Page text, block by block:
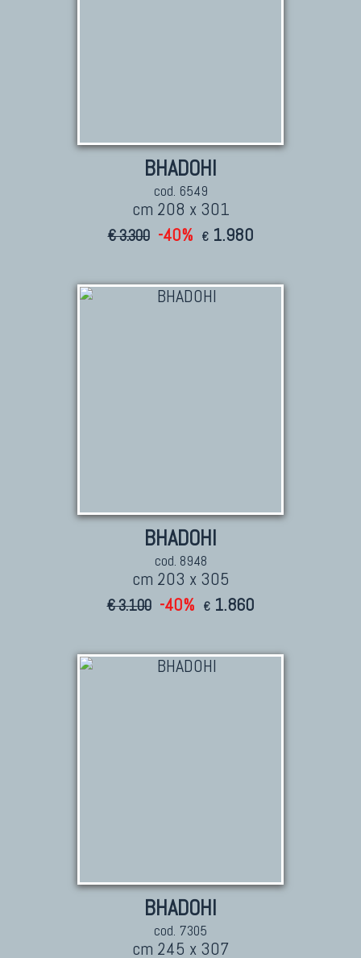
BHADOHI
cod. 6549
cm 208 x 301
€ 3.300 -40% € 1.980
BHADOHI
cod. 8948
cm 203 x 305
€ 3.100 -40% € 1.860
BHADOHI
cod. 7305
cm 245 x 307